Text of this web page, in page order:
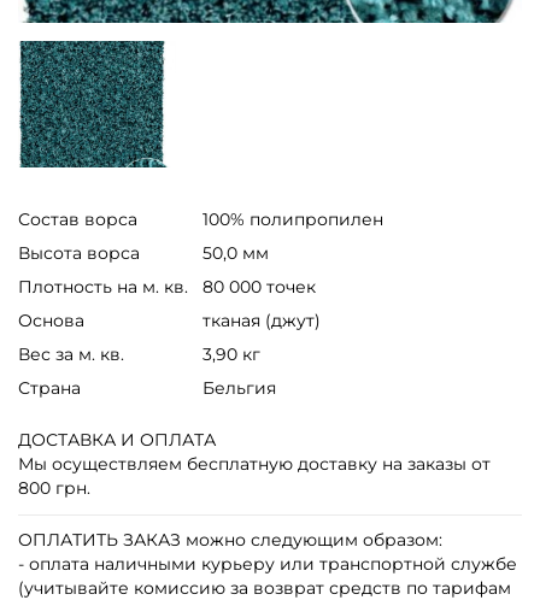
Состав ворса
100% полипропилен
Высота ворса
50,0 мм
Плотность на м. кв.
80 000 точек
Основа
тканая (джут)
Вес за м. кв.
3,90 кг
Страна
Бельгия
ДОСТАВКА И ОПЛАТА
Мы осуществляем бесплатную доставку на заказы от
800 грн.
ОПЛАТИТЬ ЗАКАЗ можно следующим образом:
- оплата наличными курьеру или транспортной службе
(учитывайте комиссию за возврат средств по тарифам